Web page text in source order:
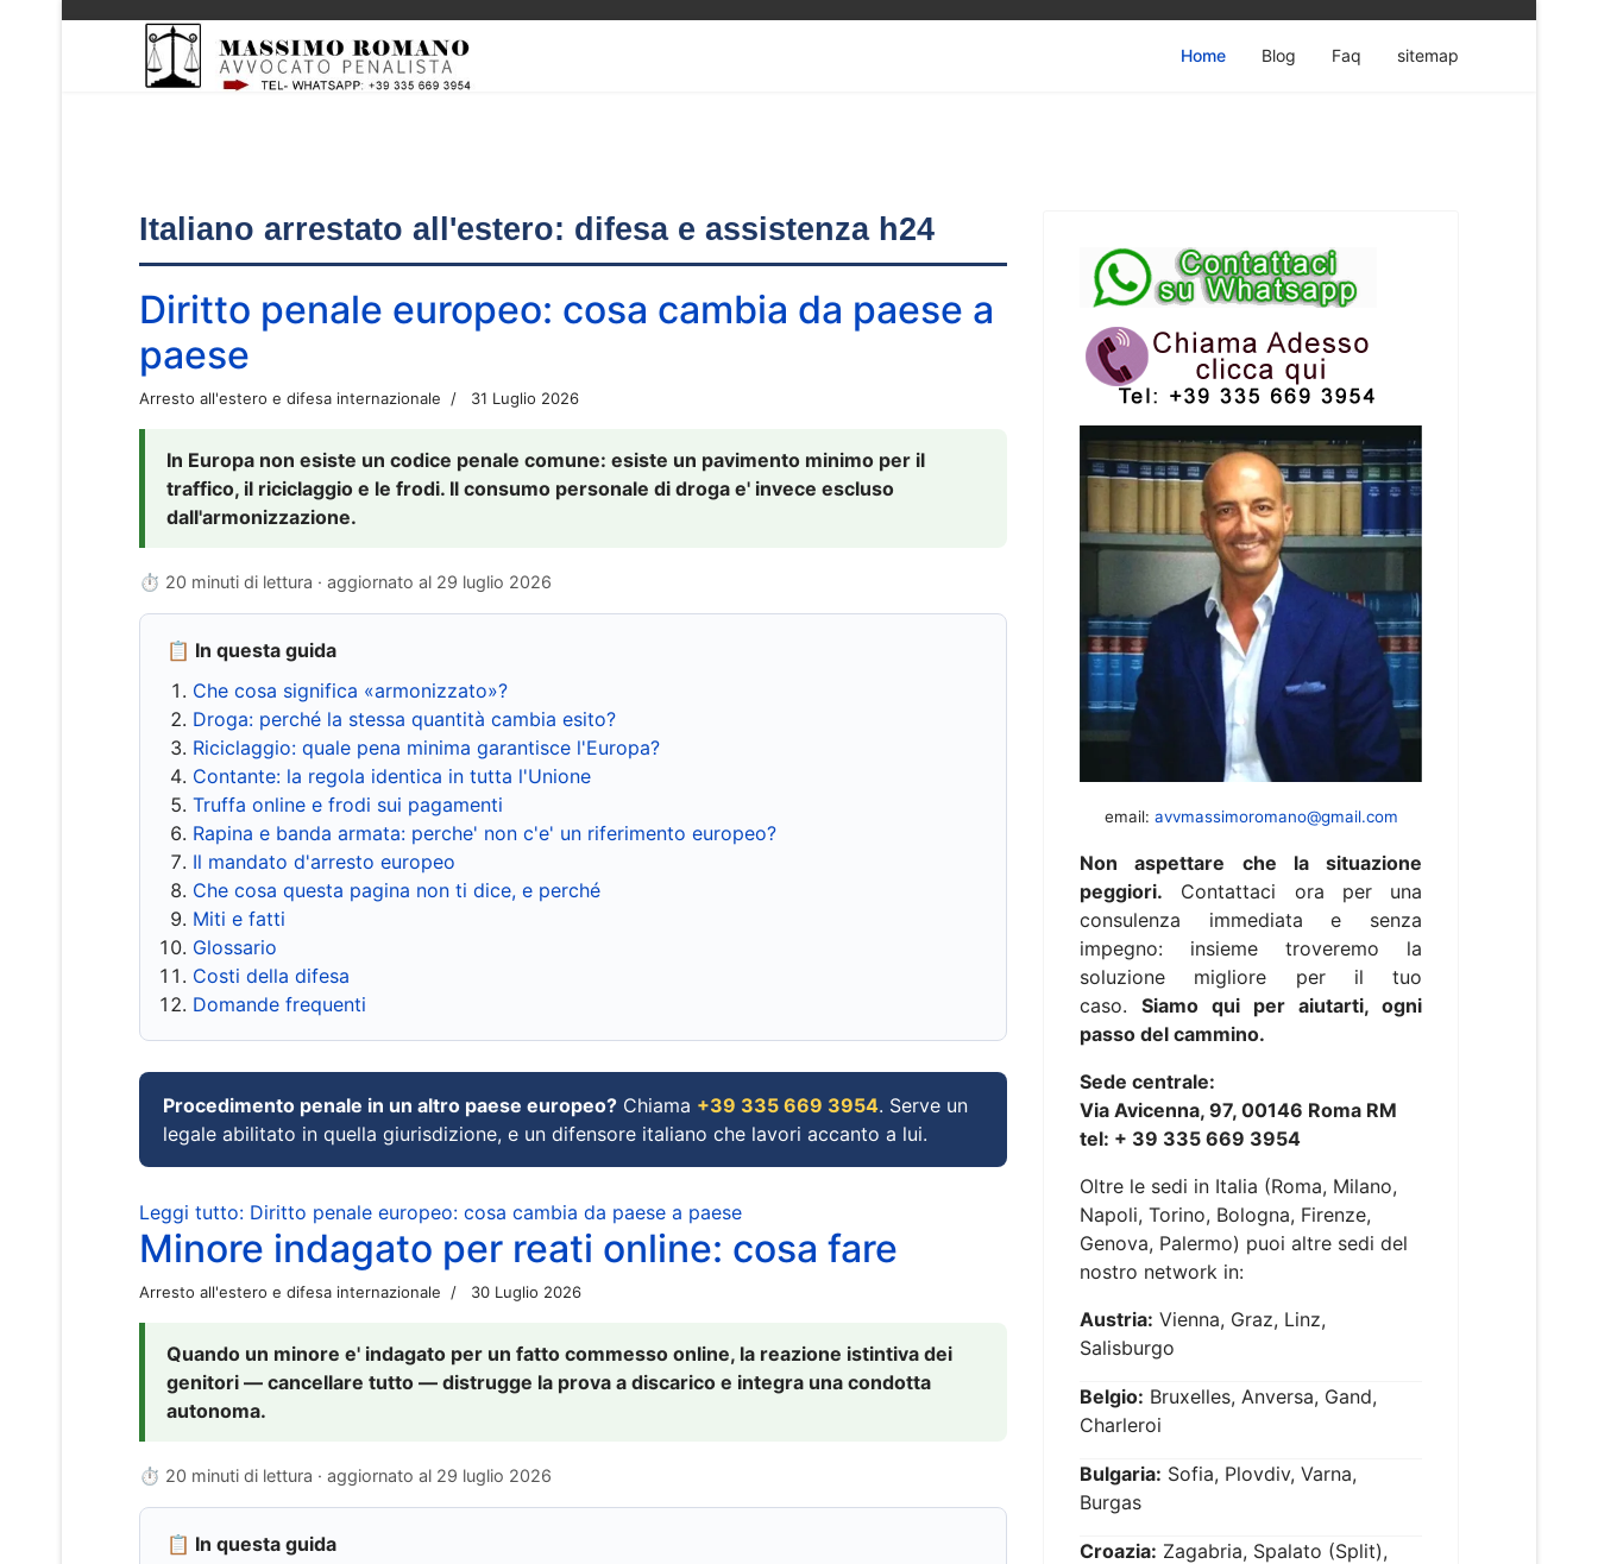
Home Blog Faq sitemap
Italiano arrestato all'estero: difesa e assistenza h24
Diritto penale europeo: cosa cambia da paese a
paese
Arresto all'estero e difesa internazionale 31 Luglio 2026
In Europa non esiste un codice penale comune: esiste un pavimento minimo per il
traffico, il riciclaggio e le frodi. Il consumo personale di droga e' invece escluso
dall'armonizzazione.
⏱ 20 minuti di lettura · aggiornato al 29 luglio 2026
📋 In questa guida
Che cosa significa «armonizzato»?
Droga: perché la stessa quantità cambia esito?
Riciclaggio: quale pena minima garantisce l'Europa?
Contante: la regola identica in tutta l'Unione
Truffa online e frodi sui pagamenti
Rapina e banda armata: perche' non c'e' un riferimento europeo?
Il mandato d'arresto europeo
Che cosa questa pagina non ti dice, e perché
Miti e fatti
Glossario
Costi della difesa
Domande frequenti
Procedimento penale in un altro paese europeo? Chiama +39 335 669 3954. Serve un
legale abilitato in quella giurisdizione, e un difensore italiano che lavori accanto a lui.
Leggi tutto: Diritto penale europeo: cosa cambia da paese a paese
Minore indagato per reati online: cosa fare
Arresto all'estero e difesa internazionale 30 Luglio 2026
Quando un minore e' indagato per un fatto commesso online, la reazione istintiva dei
genitori — cancellare tutto — distrugge la prova a discarico e integra una condotta
autonoma.
⏱ 20 minuti di lettura · aggiornato al 29 luglio 2026
📋 In questa guida
email: avvmassimoromano@gmail.com
Non aspettare che la situazione
peggiori. Contattaci ora per una
consulenza immediata e senza
impegno: insieme troveremo la
soluzione migliore per il tuo
caso. Siamo qui per aiutarti, ogni
passo del cammino.
Sede centrale:
Via Avicenna, 97, 00146 Roma RM
tel: + 39 335 669 3954
Oltre le sedi in Italia (Roma, Milano,
Napoli, Torino, Bologna, Firenze,
Genova, Palermo) puoi altre sedi del
nostro network in:
Austria: Vienna, Graz, Linz,
Salisburgo
Belgio: Bruxelles, Anversa, Gand,
Charleroi
Bulgaria: Sofia, Plovdiv, Varna,
Burgas
Croazia: Zagabria, Spalato (Split),